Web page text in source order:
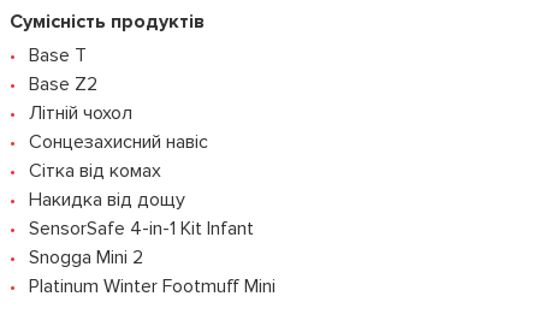
Сумісність продуктів
Base T
Base Z2
Літній чохол
Сонцезахисний навіс
Сітка від комах
Накидка від дощу
SensorSafe 4-in-1 Kit Infant
Snogga Mini 2
Platinum Winter Footmuff Mini